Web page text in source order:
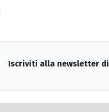
Iscriviti alla newsletter di